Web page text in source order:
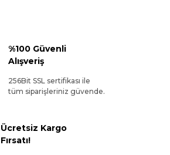
%100 Güvenli
Alışveriş
256Bit SSL sertifikası ile
tüm siparişleriniz güvende.
Ücretsiz Kargo
Fırsatı!